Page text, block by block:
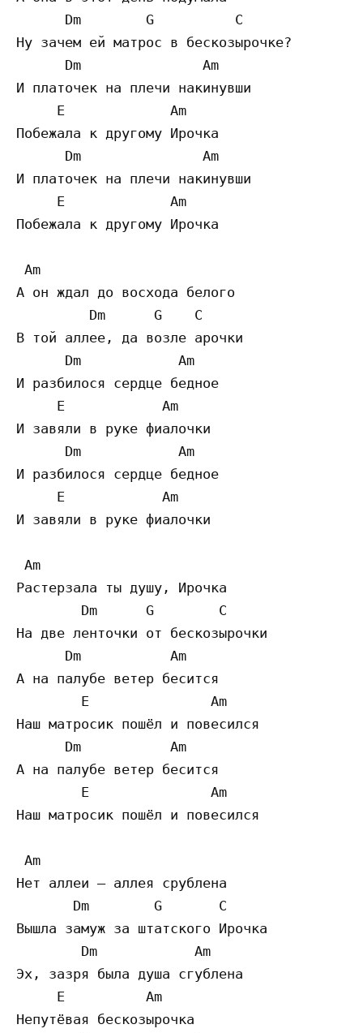
      Dm        G          C
Ну зачем ей матрос в бескозырочке?
      Dm               Am
И платочек на плечи накинувши
     E             Am
Побежала к другому Ирочка
      Dm               Am
И платочек на плечи накинувши
     E             Am
Побежала к другому Ирочка
Am
А он ждал до восхода белого
         Dm      G    C
В той аллее, да возле арочки
      Dm            Am
И разбилося сердце бедное
     E            Am
И завяли в руке фиалочки
      Dm            Am
И разбилося сердце бедное
     E            Am
И завяли в руке фиалочки
Am
Растерзала ты душу, Ирочка
        Dm      G        C
На две ленточки от бескозырочки
      Dm           Am
А на палубе ветер бесится
        E               Am
Наш матросик пошёл и повесился
      Dm           Am
А на палубе ветер бесится
        E               Am
Наш матросик пошёл и повесился
Am
Нет аллеи – аллея срублена
       Dm        G       C
Вышла замуж за штатского Ирочка
        Dm            Am
Эх, зазря была душа сгублена
     E          Am
Непутёвая бескозырочка